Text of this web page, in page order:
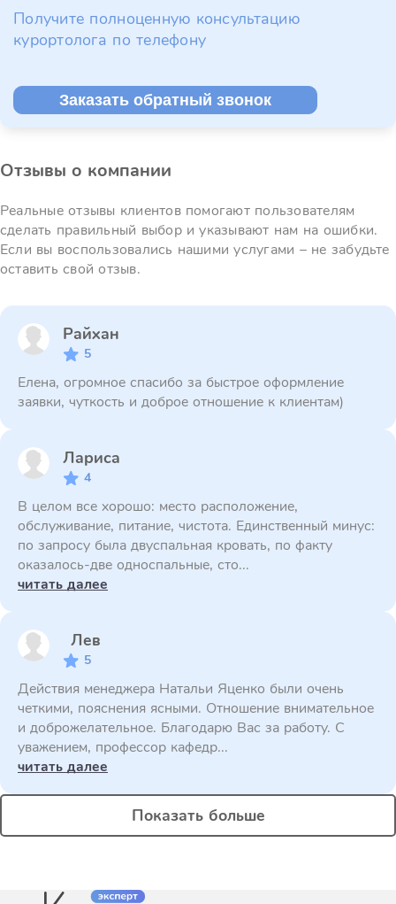
Получите полноценную консультацию
курортолога по телефону
Заказать обратный звонок
Отзывы о компании
Реальные отзывы клиентов помогают пользователям
сделать правильный выбор и указывают нам на ошибки.
Если вы воспользовались нашими услугами – не забудьте
оставить свой отзыв.
Райхан
5
Елена, огромное спасибо за быстрое оформление
заявки, чуткость и доброе отношение к клиентам)
Лариса
4
В целом все хорошо: место расположение,
обслуживание, питание, чистота. Единственный минус:
по запросу была двуспальная кровать, по факту
оказалось-две односпальные, сто...
читать далее
Лев
5
Действия менеджера Натальи Яценко были очень
четкими, пояснения ясными. Отношение внимательное
и доброжелательное. Благодарю Вас за работу. С
уважением, профессор кафедр...
читать далее
Показать больше